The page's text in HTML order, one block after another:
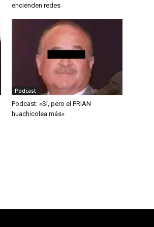
encienden redes
Podcast
Podcast: «Sí, pero el PRIAN
huachicolea más»